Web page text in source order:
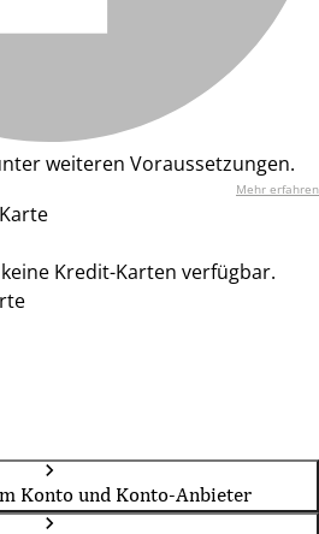
weiteren Voraussetzungen.
Mehr erfahren
Kredit-Karten verfügbar.
Konto und Konto-Anbieter